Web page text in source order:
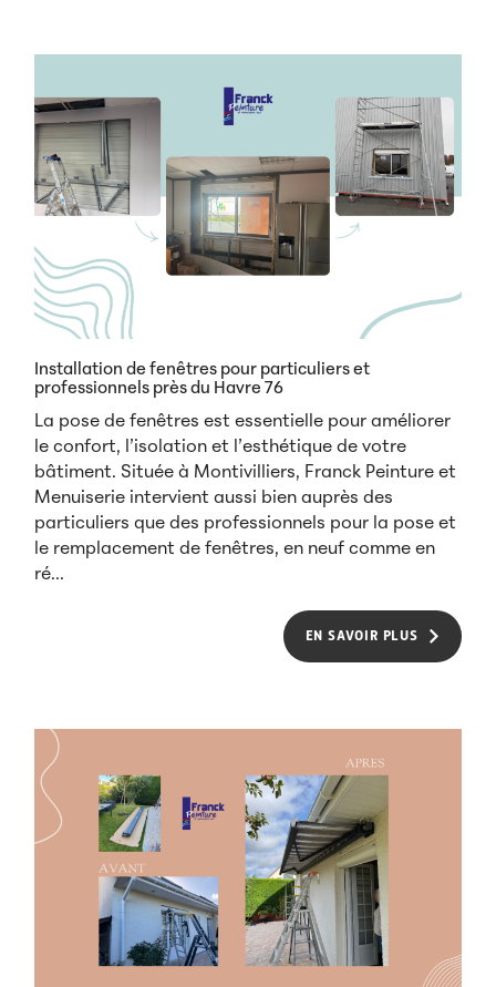
Installation de fenêtres pour particuliers et
professionnels près du Havre 76
La pose de fenêtres est essentielle pour améliorer
le confort, l’isolation et l’esthétique de votre
bâtiment. Située à Montivilliers, Franck Peinture et
Menuiserie intervient aussi bien auprès des
particuliers que des professionnels pour la pose et
le remplacement de fenêtres, en neuf comme en
ré...
EN SAVOIR PLUS